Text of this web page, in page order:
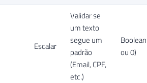
Escalar
Validar se
um texto
segue um
padrão
(Email, CPF,
etc.)
ou 0)